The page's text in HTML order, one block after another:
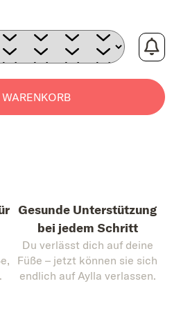
Gesunde Unterstützung
bei jedem Schritt
Du verlässt dich auf deine
Füße – jetzt können sie sich
endlich auf Aylla verlassen.